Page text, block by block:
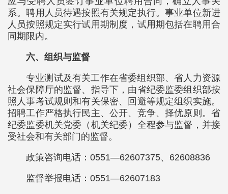
系。聘用人员待遇按照有关规定执行。事业单位新进
人员按照规定实行试用期制度，试用期包括在聘用合
同期限内。
六、组织与监督
专业测试及有关工作在省委组织部、省人力资源
社会保障厅的监督、指导下，由省纪委监委组织部按
照人事考试规则和有关保密、回避等规定组织实施。
招聘工作严格执行民主、公开、竞争、择优原则。省
纪委监委机关党委（机关纪委）全程参与监督，并接
受社会和有关部门的监督。
政策咨询电话：0551—62607375、62608836
监督举报电话：0551—62607183